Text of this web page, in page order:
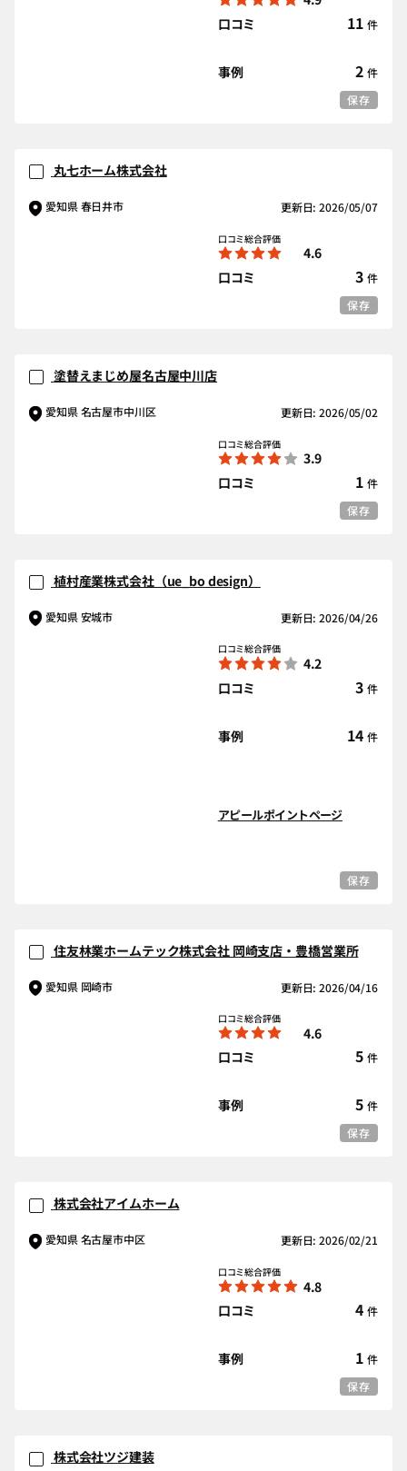
口コミ
11 件
事例 2 件
保存
丸七ホーム株式会社
愛知県 春日井市 更新日: 2026/05/07
口コミ総合評価
4.6
口コミ
3 件
保存
塗替えまじめ屋名古屋中川店
愛知県 名古屋市中川区 更新日: 2026/05/02
口コミ総合評価
3.9
口コミ
1 件
保存
植村産業株式会社（ue_bo design）
愛知県 安城市 更新日: 2026/04/26
口コミ総合評価
4.2
口コミ
3 件
事例 14 件
アピールポイントページ
保存
住友林業ホームテック株式会社 岡崎支店・豊橋営業所
愛知県 岡崎市 更新日: 2026/04/16
口コミ総合評価
4.6
口コミ
5 件
事例 5 件
保存
株式会社アイムホーム
愛知県 名古屋市中区 更新日: 2026/02/21
口コミ総合評価
4.8
口コミ
4 件
事例 1 件
保存
株式会社ツジ建装